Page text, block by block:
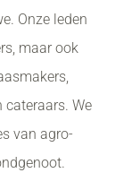
Onze leden
maar ook
cateraars. We
van agro-